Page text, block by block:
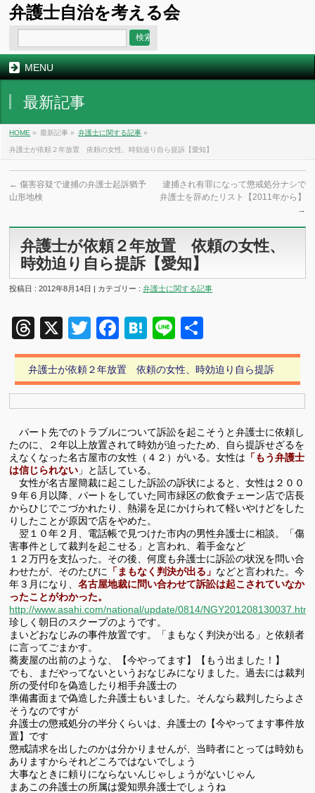
弁護士自治を考える会
MENU
最新記事
HOME » 最新記事 » 弁護士に関する記事 »
弁護士が依頼２年放置 依頼の女性、時効迫り自ら提訴【愛知】
← 傷害容疑で逮捕の弁護士起訴猶予
山形地検
逮捕され有罪になって懲戒処分ナシで
弁護士を辞めたリスト【2011年から】
→
弁護士が依頼２年放置 依頼の女性、
時効迫り自ら提訴【愛知】
投稿日 : 2012年8月14日 | カテゴリー :弁護士に関する記事
Threads
X TwitterFacebook
Hatena
Line
有
弁護士が依頼２年放置 依頼の女性、時効迫り自ら提訴
パート先でのトラブルについて訴訟を起こそうと弁護士に依頼し
たのに、２年以上放置されて時効が迫ったため、自ら提訴せざるを
えなくなった名古屋市の女性（４２）がいる。女性は 「もう弁護士
は信じられない 」と話している。
女性が名古屋簡裁に起こした訴訟の訴状によると、女性は２００
９年６月以降、パートをしていた同市緑区の飲食チェーン店で店長
からひじでこづかれたり、熱湯を足にかけられて軽いやけどをした
りしたことが原因で店をやめた。
翌１０年２月、電話帳で見つけた市内の男性弁護士に相談。「傷
害事件として裁判を起こせる」と言われ、着手金など
１２万円を支払った。その後、何度も弁護士に訴訟の状況を問い合
わせたが、そのたびに
「まもなく判決が出る」 などと言われた。今
年３月になり、名古屋地裁に問い合わせて訴訟は起こされていなか
ったことがわかった。
http://www.asahi.com/national/update/0814/NGY201208130037.html
珍しく朝日のスクープのようです。
まいどおなじみの事件放置です。「まもなく判決が出る」と依頼者
に言ってごまかす。
蕎麦屋の出前のような、【今やってます】【もう出ました！】
でも、まだやってないというおなじみになりました。過去には裁判
所の受付印を偽造したり相手弁護士の
準備書面まで偽造した弁護士もいました。そんなら裁判したらよさ
そうなのですが
弁護士の懲戒処分の半分くらいは、弁護士の【今やってます事件放
置】です
懲戒請求を出したのかは分かりませんが、当時者にとっては時効も
ありますからそれどころではないでしょう
大事なときに頼りにならないんじゃしょうがないじゃん
まあこの弁護士の所属は愛知県弁護士でしょうね